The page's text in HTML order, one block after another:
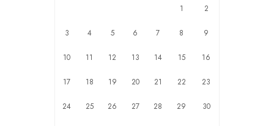
1 2
3 4 5 6 7 8 9
10 11 12 13 14 15 16
17 18 19 20 21 22 23
24 25 26 27 28 29 30